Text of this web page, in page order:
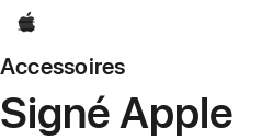
Apple
Accessoires
Signé Apple